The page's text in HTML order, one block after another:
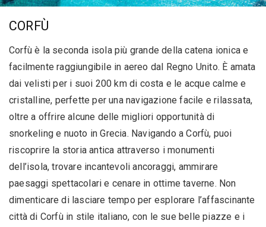
CORFÙ
Corfù è la seconda isola più grande della catena ionica e
facilmente raggiungibile in aereo dal Regno Unito. È amata
dai velisti per i suoi 200 km di costa e le acque calme e
cristalline, perfette per una navigazione facile e rilassata,
oltre a offrire alcune delle migliori opportunità di
snorkeling e nuoto in Grecia. Navigando a Corfù, puoi
riscoprire la storia antica attraverso i monumenti
dell’isola, trovare incantevoli ancoraggi, ammirare
paesaggi spettacolari e cenare in ottime taverne. Non
dimenticare di lasciare tempo per esplorare l’affascinante
città di Corfù in stile italiano, con le sue belle piazze e i